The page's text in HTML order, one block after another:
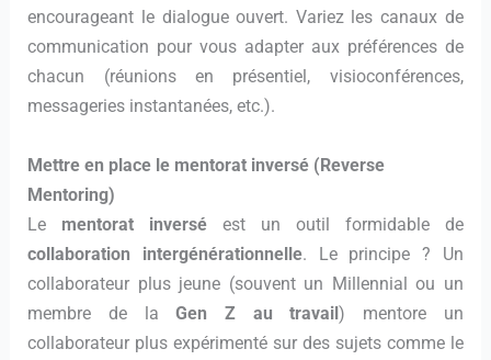
encourageant le dialogue ouvert. Variez les canaux de
communication pour vous adapter aux préférences de
chacun (réunions en présentiel, visioconférences,
messageries instantanées, etc.).
Mettre en place le mentorat inversé (Reverse
Mentoring)
Le mentorat inversé est un outil formidable de
collaboration intergénérationnelle. Le principe ? Un
collaborateur plus jeune (souvent un Millennial ou un
membre de laGen Z au travail) mentore un
collaborateur plus expérimenté sur des sujets comme le